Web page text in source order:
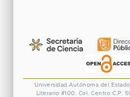
Universidad Autónoma del
Literario #100. Col. Centro C.P.